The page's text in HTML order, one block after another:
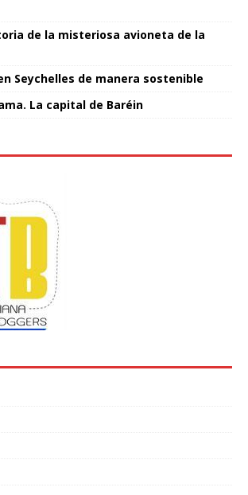
de la misteriosa avioneta de la
Seychelles de manera sostenible
La capital de Baréin